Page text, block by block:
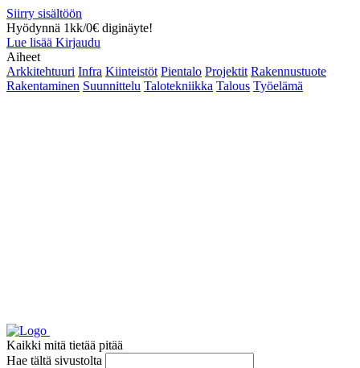
Siirry sisältöön
Hyödynnä 1kk/0€ diginäyte!
Lue lisää Kirjaudu
Aiheet
Arkkitehtuuri Infra Kiinteistöt Pientalo Projektit Rakennustuote
Rakentaminen Suunnittelu Talotekniikka Talous Työelämä
Kaikki mitä tietää pitää
Hae tältä sivustolta